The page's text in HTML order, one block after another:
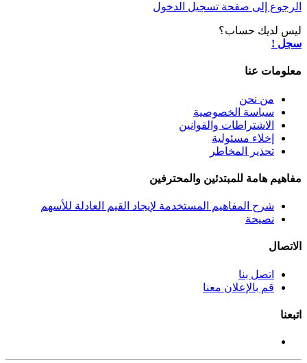
الرجوع إلى صفحة تسجيل الدخول
ليس لديك حساب؟
سجل !
معلومات عنا
من نحن
سياسة الخصوصية
الاشتراطات والقوانين
إخلاء مسئولية
تحذير المخاطر
مفاهيم هامة للمبتدئين والمحترفين
شرح المفاهيم المستخدمة لإيجاد القيم العادلة للأسهم
نصيحة
الاتصال
اتصل بنا
قم بالإعلان معنا
اتبعنا